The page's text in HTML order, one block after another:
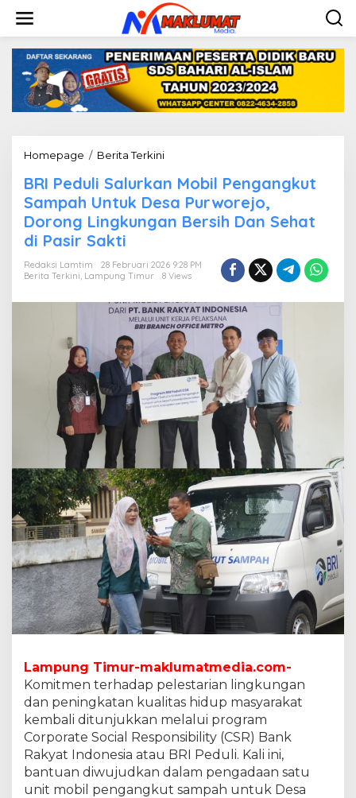
w
Homepage / Berita Terkini
I
P
e
d
i
l
u
r
k
a
M
P
e
n
g
a
n
g
k
u
t
S
a
a
h
U
t
u
D
e
BRI Peduli Salurkan Mobil Pengangkut
Sampah Untuk Desa Purworejo,
Dorong Lingkungan Bersih Dan Sehat
di Pasir Sakti
Redaksi Lamtim
28 Februari 2026 9:28 PM
Berita Terkini, Lampung Timur 8 Views
Lampung Timur-maklumatmedia.com-
Komitmen terhadap pelestarian lingkungan
dan peningkatan kualitas hidup masyarakat
kembali ditunjukkan melalui program
Corporate Social Responsibility (CSR) Bank
Rakyat Indonesia atau BRI Peduli. Kali ini,
bantuan diwujudkan dalam pengadaan satu
unit mobil pengangkut sampah untuk Desa